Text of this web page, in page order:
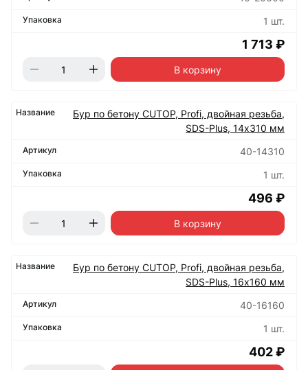
1 шт.
1 713 ₽
В корзину
Бур по бетону CUTOP, Profi, двойная резьба,
SDS-Plus, 14х310 мм
40-14310
1 шт.
496 ₽
В корзину
Бур по бетону CUTOP, Profi, двойная резьба,
SDS-Plus, 16х160 мм
40-16160
1 шт.
402 ₽